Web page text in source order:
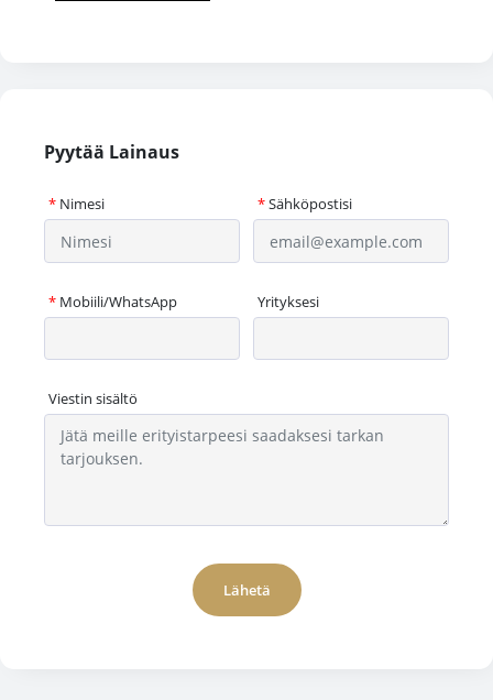
Pyytää Lainaus
* Nimesi *Sähköpostisi
* Mobiili/WhatsApp Yrityksesi
Viestin sisältö
Lähetä